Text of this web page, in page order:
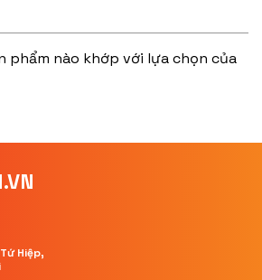
phẩm nào khớp với lựa chọn của
Hiệp,